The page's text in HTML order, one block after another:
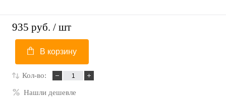
935 руб. / шт
В корзину
Кол-во:
Нашли дешевле